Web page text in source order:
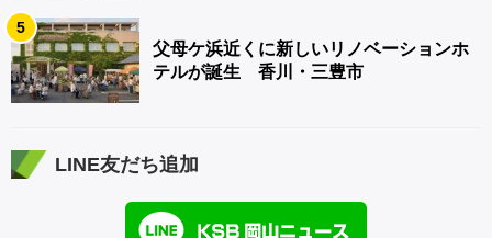
5
父母ケ浜近くに新しいリノベーションホ
テルが誕生 香川・三豊市
LINE友だち追加